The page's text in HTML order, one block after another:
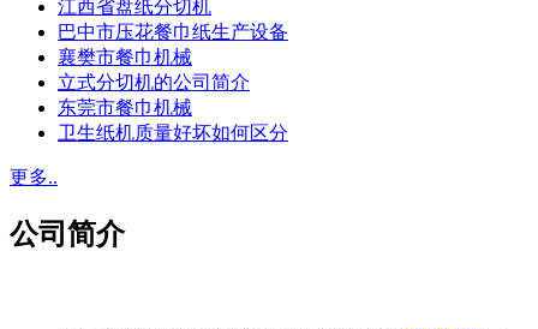
江西省盘纸分切机
巴中市压花餐巾纸生产设备
襄樊市餐巾机械
立式分切机的公司简介
东莞市餐巾机械
卫生纸机质量好坏如何区分
更多..
公司简介